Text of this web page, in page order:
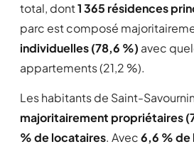
total, dont1 365 résidences
parc est composé
individuelles (78,6 %) avec
appartements (21,2 %).
Les habitants de Saint-
majoritairement propriétaires
% de locataires. Avec6,6 % de